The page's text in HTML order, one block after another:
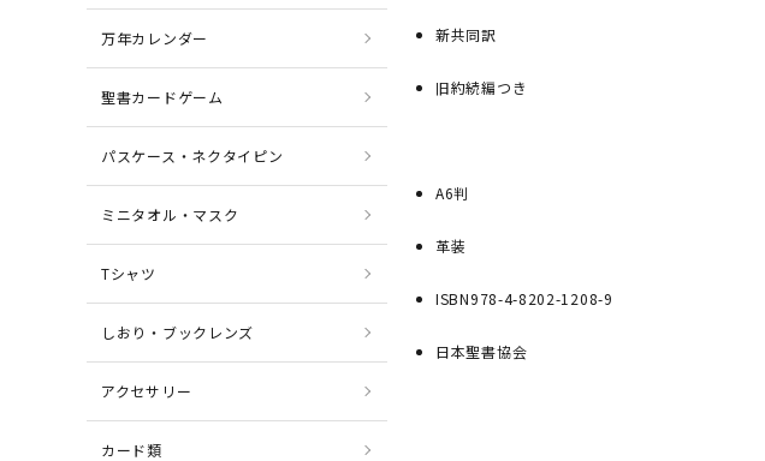
新共同訳
旧約続編つき
A6判
革装
ISBN978-4-8202-1208-9
日本聖書協会
万年カレンダー
聖書カードゲーム
パスケース・ネクタイピン
ミニタオル・マスク
Tシャツ
しおり・ブックレンズ
アクセサリー
カード類